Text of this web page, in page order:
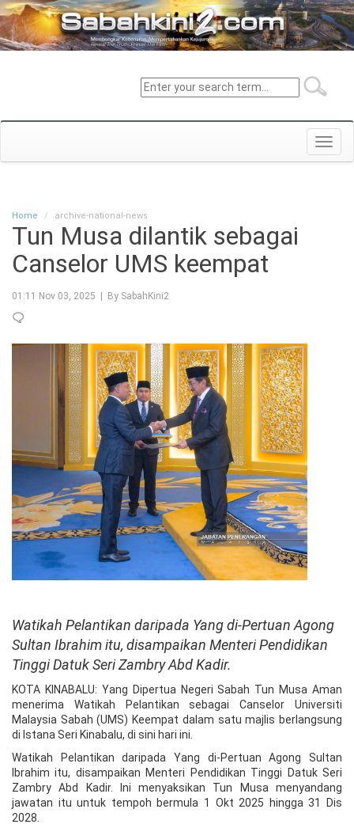
Home archive-national-news
Tun Musa dilantik sebagai
Canselor UMS keempat
01:11 Nov 03, 2025 | By SabahKini2
Watikah Pelantikan daripada Yang di-Pertuan Agong
Sultan Ibrahim itu, disampaikan Menteri Pendidikan
Tinggi Datuk Seri Zambry Abd Kadir.
KOTA KINABALU: Yang Dipertua Negeri Sabah Tun Musa Aman
menerima Watikah Pelantikan sebagai Canselor Universiti
Malaysia Sabah (UMS) Keempat dalam satu majlis berlangsung
di Istana Seri Kinabalu, di sini hari ini.
Watikah Pelantikan daripada Yang di-Pertuan Agong Sultan
Ibrahim itu, disampaikan Menteri Pendidikan Tinggi Datuk Seri
Zambry Abd Kadir. Ini menyaksikan Tun Musa menyandang
jawatan itu untuk tempoh bermula 1 Okt 2025 hingga 31 Dis
2028.